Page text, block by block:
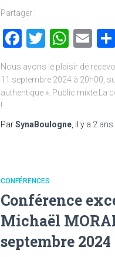
Partager :
Facebook
Twitter
Nous avons le plaisir de
11 septembre 2024 à 20h00,
authentique ». Public mixte.La
!
ParSynaBoulogne , il y a 2 ans
CONFÉRENCES
Conférence
Michaël
septembre 2024